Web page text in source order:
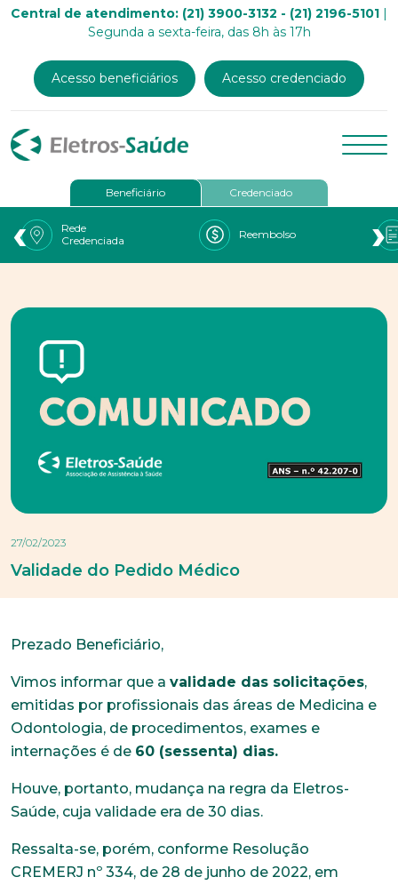
Central de atendimento: (21) 3900-3132 - (21) 2196-5101 |
Segunda a sexta-feira, das 8h às 17h
Acesso beneficiários Acesso credenciado
Beneficiário Credenciado
Rede
Credenciada
Reembolso
‹ ›
27/02/2023
Validade do Pedido Médico
Prezado Beneficiário,
Vimos informar que a validade das solicitações,
emitidas por profissionais das áreas de Medicina e
Odontologia, de procedimentos, exames e
internações é de 60 (sessenta) dias.
Houve, portanto, mudança na regra da Eletros-
Saúde, cuja validade era de 30 dias.
Ressalta-se, porém, conforme Resolução
CREMERJ nº 334, de 28 de junho de 2022, em